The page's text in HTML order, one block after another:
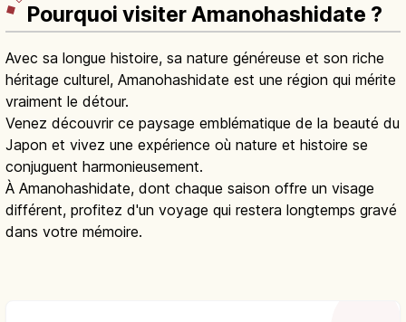
Pourquoi visiter Amanohashidate ?
Avec sa longue histoire, sa nature généreuse et son riche
héritage culturel, Amanohashidate est une région qui mérite
vraiment le détour.
Venez découvrir ce paysage emblématique de la beauté du
Japon et vivez une expérience où nature et histoire se
conjuguent harmonieusement.
À Amanohashidate, dont chaque saison offre un visage
différent, profitez d'un voyage qui restera longtemps gravé
dans votre mémoire.